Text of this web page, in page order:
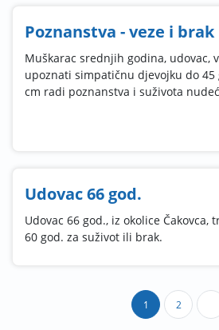
Poznanstva - veze i brak
Muškarac srednjih godina, udovac,
upoznati simpatičnu djevojku do 45
cm radi poznanstva i suživota
Udovac 66 god.
Udovac 66 god., iz okolice Čakovca,
60 god. za suživot ili brak.
1 2